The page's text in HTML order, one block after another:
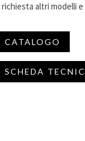
richiesta altri modelli e
CATALOGO
SCHEDA